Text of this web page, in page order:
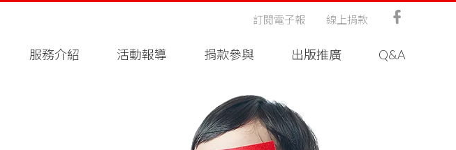
服務介紹 活動報導 捐款參與 出版推廣 Q&A
訂閱電子報 線上捐款